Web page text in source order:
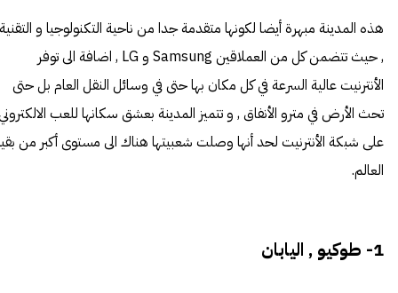
هذه المدينة مبهرة أيضا لكونها متقدمة جدا من ناحية التكنولوجيا و التقنية
, حيث تتضمن كل من العملاقين Samsung و LG , اضافة الى توفر
الأنترنيت عالية السرعة في كل مكان بها حتى في وسائل النقل العام بل حتى
تحث الأرض في مترو الأنفاق , و تتميز المدينة بعشق سكانها للعب
على شبكة الأنترنيت لحد أنها وصلت شعبيتها هناك الى مستوى أكبر من
العالم.
1- طوكيو , اليابان